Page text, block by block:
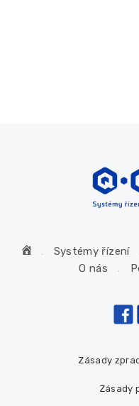
Systémy řízení
O nás
Zásady
Zásady